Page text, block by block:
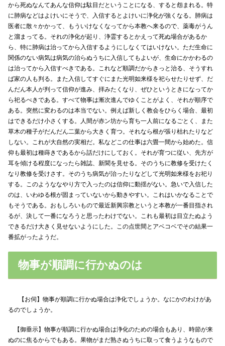
から死ぬなんてあんな信仰は駄目だということになる、すると怨まれる。特
に肺病などはよけいにそうで、入信するとよけいに浄化が強くなる。肺病は
医者に散々かかって、もういけなくなってから本教へ来るので、薬毒がうん
と溜まってる。それの浄化が起り、浄霊するとかえって死ぬ場合があるか
ら、特に肺病は治ってから入信するようにしなくてはいけない。ただ生命に
関係のない病気は病気の治らぬうちに入信してもよいが、生命にかかわるの
は治ってから入信すべきである。これなど順調だからきっと治る、そうすれ
ば家の人も判る。また入信してすぐにまた光明如来様を祀らせたりせず、だ
んだん本人が判って信仰が進み、拝みたくなり、ぜひというときになってか
ら祀るべきである。すべて物事は漸次進んでゆくことがよく、それが順序で
ある。突然に変わるのは本当でない。例えば新しく教会をひらく場合、最初
はできるだけ小さくする。人間が赤ン坊から育ち一人前になるごとく、また
草木の種子がだんだん二葉から大きく育つ。それなら根が張り枯れたりなど
しない。これが大自然の実相だ。私などこの仕事は六畳一間から始めた。信
仰も最初は種蒔きであるから話だけにしておく。それが育つに従い、先方が
耳を傾ける程度になったら雑誌、新聞を見せる。そのうちに教修を受けたく
なり教修を受けさす。そのうち病気が治ったりなどして光明如来様をお祀り
する。このようななやり方で入ったのは信仰に動揺がない。急いで入信した
のは、いわゆる根が固まっていないから動きやすい。これはいかなることで
もそうである。おもしろいもので最近新興宗教というと本教が一番目指され
るが、決して一番になろうと思ったわけでない。これも最初は目立たぬよう
できるだけ大きく見せないようにした。この点世間とアベコベでその結果一
番拡がったようだ。
物事が順調に行かぬのは
【お伺】物事が順調に行かぬ場合は浄化でしょうか。なにかのわけがあ
るのでしょうか。
【御垂示】物事が順調に行かぬ場合は浄化のための場合もあり、時節が来
ぬのに焦るからでもある。果物がまだ熟さぬうちに取って食うようなもので